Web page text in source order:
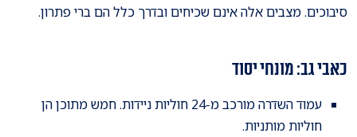
סיבוכים. מצבים אלה אינם שכיחים ובדרך כלל הם ברי פתרון.
כאבי גב: מונחי יסוד
עמוד השדרה מורכב מ-24 חוליות ניידות. חמש מתוכן הן
חוליות מותניות.